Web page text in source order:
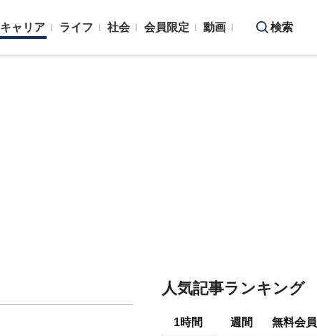
キャリア ライフ 社会 会員限定 動画 検索
人気記事ランキング
1時間 週間 無料会員